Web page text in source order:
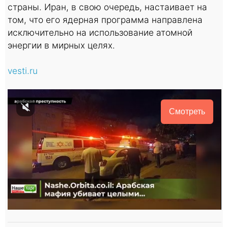
страны. Иран, в свою очередь, настаивает на
том, что его ядерная программа направлена
исключительно на использование атомной
энергии в мирных целях.
vesti.ru
Смотреть